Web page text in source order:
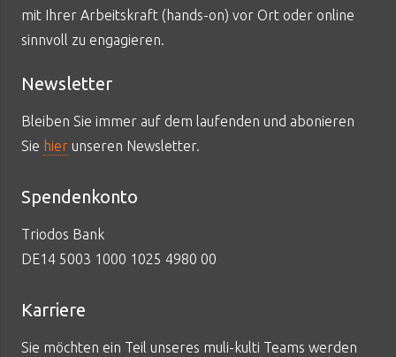
mit Ihrer Arbeitskraft (hands-on) vor Ort oder online
sinnvoll zu engagieren.
Newsletter
Bleiben Sie immer auf dem laufenden und abonieren
Sie hier unseren Newsletter.
Spendenkonto
Triodos Bank
DE14 5003 1000 1025 4980 00
Karriere
Sie möchten ein Teil unseres muli-kulti Teams werden